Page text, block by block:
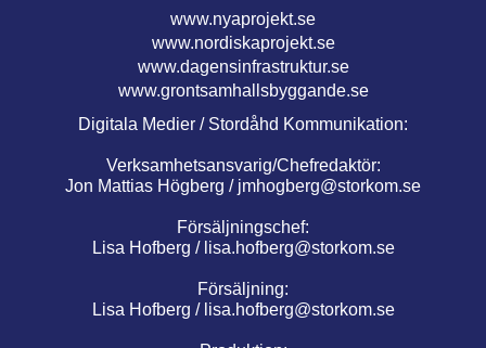
www.nyaprojekt.se
www.nordiskaprojekt.se
www.dagensinfrastruktur.se
www.grontsamhallsbyggande.se
Digitala Medier / Stordåhd Kommunikation:
Verksamhetsansvarig/Chefredaktör:
Jon Mattias Högberg / jmhogberg@storkom.se
Försäljningschef:
Lisa Hofberg / lisa.hofberg@storkom.se
Försäljning:
Lisa Hofberg / lisa.hofberg@storkom.se